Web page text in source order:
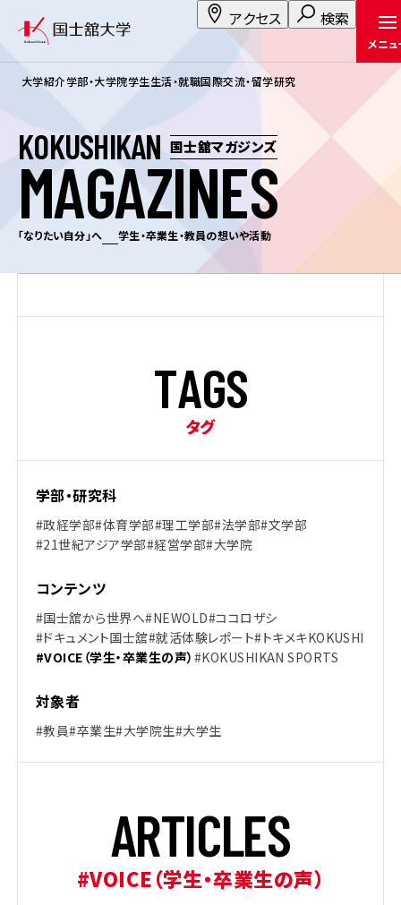
アクセス 検索
メニュ
大学紹介学部・大学院学生生活・就職国際交流・留学研究
KOKUSHIKAN 国士舘マガジンズ
MAGAZINES
「なりたい自分」へ 学生・卒業生・教員の想いや活動
TAGS
タグ
学部・研究科
#政経学部#体育学部#理工学部#法学部#文学部
#21世紀アジア学部#経営学部#大学院
コンテンツ
#国士舘から世界へ#NEWOLD#ココロザシ
#ドキュメント国士舘#就活体験レポート#トキメキKOKUSHI
#VOICE（学生・卒業生の声） #KOKUSHIKAN SPORTS
対象者
#教員#卒業生#大学院生#大学生
ARTICLES
#VOICE（学生・卒業生の声）